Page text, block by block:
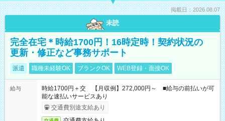
掲載日：2026.08.07
未読
完全在宅＊時給1700円！16時定時！契約状況の
更新・修正など事務サポート
派遣 職種未経験OK ブランクOK WEB登録・面接OK
給与
時給1700円＋交 【月収例】272,000円～ ■給与の前払いが可
能な速払いサービスあり
交通費別途支給あり